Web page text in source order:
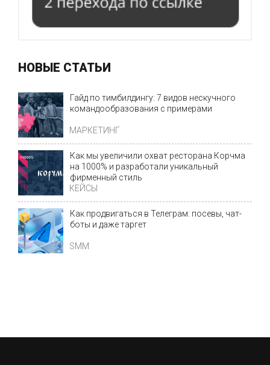
НОВЫЕ СТАТЬИ
Гайд по тимбилдингу: 7 видов нескучного
командообразования с примерами
МАРКЕТИНГ
Как мы увеличили охват ресторана Корчма
на 1000% и разработали уникальный
фирменный стиль
КЕЙСЫ
Как продвигаться в Телеграм: посевы, чат-
боты и даже таргет
SMM